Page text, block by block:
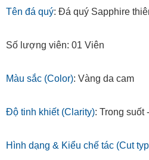
Tên đá quý: Đá quý Sapphire
Số lượng viên: 01 Viên
Màu sắc (Color): Vàng da cam
Độ tinh khiết (Clarity): Trong suốt
Hình dạng & Kiểu chế tác (Cut